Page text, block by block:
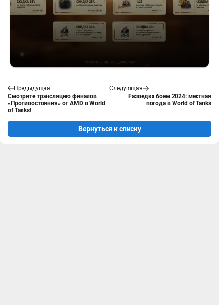
Предыдущая
Смотрите трансляцию финалов
«Противостояния» от AMD в World
of Tanks!
Следующая
Разведка боем 2024: местная
погода в World of Tanks
Вернуться к списку